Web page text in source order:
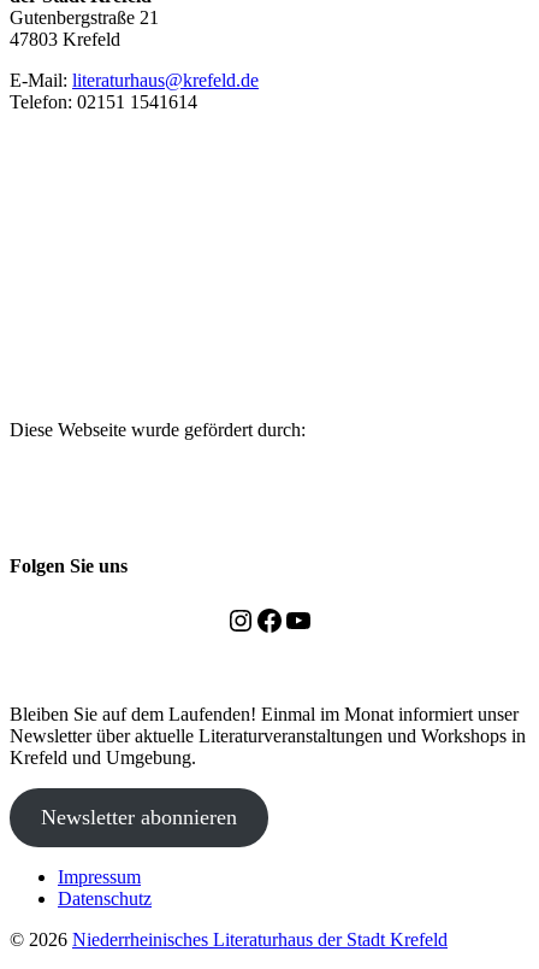
Gutenbergstraße 21
47803 Krefeld
E‑Mail: literaturhaus@krefeld.de
Telefon: 02151 1541614
Diese Webseite wurde gefördert durch:
Folgen Sie uns
Instagram
Facebook
YouTube
Bleiben Sie auf dem Laufenden! Einmal im Monat informiert unser
Newsletter über aktuelle Literaturveranstaltungen und Workshops in
Krefeld und Umgebung.
Newsletter abonnieren
Impressum
Datenschutz
© 2026 Niederrheinisches Literaturhaus der Stadt Krefeld